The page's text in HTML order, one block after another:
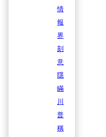
情
報
界
刻
意
隱
瞞
川
普
稱